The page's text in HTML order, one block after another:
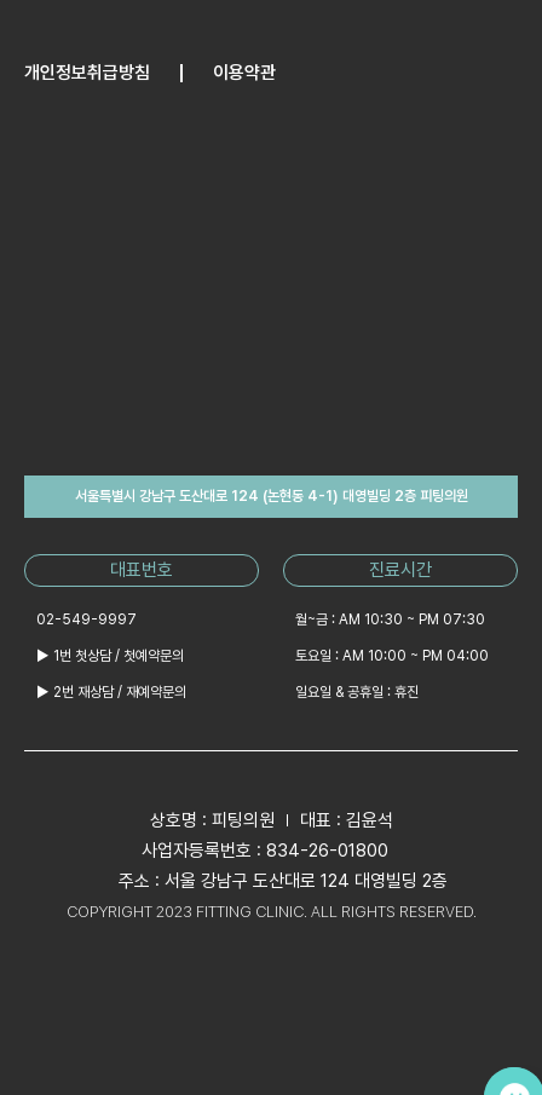
개인정보취급방침 이용약관
서울특별시 강남구 도산대로 124 (논현동 4-1) 대영빌딩 2층 피팅의원
대표번호
02-549-9997
▶ 1번 첫상담 / 첫예약문의
▶ 2번 재상담 / 재예약문의
진료시간
월~금 : AM 10:30 ~ PM 07:30
토요일 : AM 10:00 ~ PM 04:00
일요일 & 공휴일 : 휴진
상호명 : 피팅의원
대표 : 김윤석
사업자등록번호 : 834-26-01800
주소 : 서울 강남구 도산대로 124 대영빌딩 2층
COPYRIGHT 2023 FITTING CLINIC. ALL RIGHTS RESERVED.